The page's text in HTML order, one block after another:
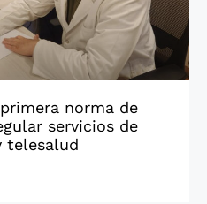
norma de
servicios de
telesalud